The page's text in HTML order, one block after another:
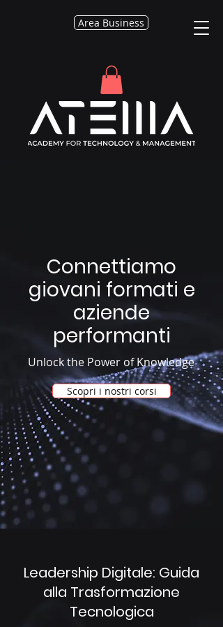
Area Business
Connettiamo
giovani formati e
aziende
performanti
Unlock the Power of Knowledge
Scopri i nostri corsi
Leadership Digitale: Guida
alla Trasformazione
Tecnologica